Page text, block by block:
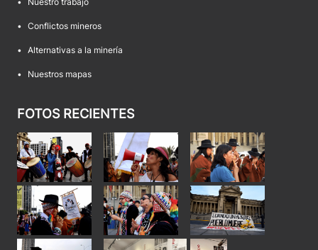
• Conflictos mineros
• Alternativas a la minería
• Nuestros mapas
FOTOS RECIENTES